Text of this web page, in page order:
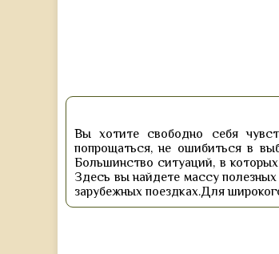
Вы хотите свободно себя
попрощаться, не ошибиться в
Большинство ситуаций, в
Здесь вы найдете массу
зарубежных поездках.Для